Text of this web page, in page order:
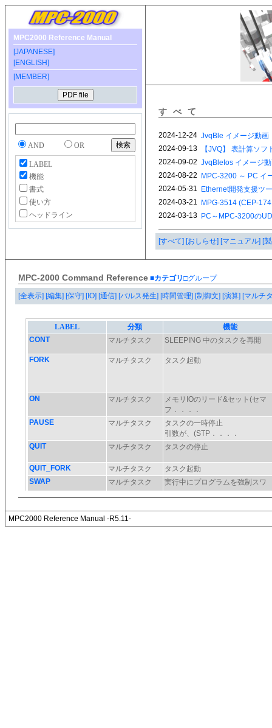
MPC2000 Reference Manual
[JAPANESE]
[ENGLISH]
[MEMBER]
AND OR
LABEL
機能
書式
使い方
ヘッドライン
すべて
[すべて] [おしらせ] [マニュアル] [
MPC-2000 Command Reference ■カテゴリ□グループ
[全表示] [編集] [保守] [IO] [通信] [パルス発生] [時間管理] [制御文] [演算] [マルチ
MPC2000 Reference Manual -R5.11-